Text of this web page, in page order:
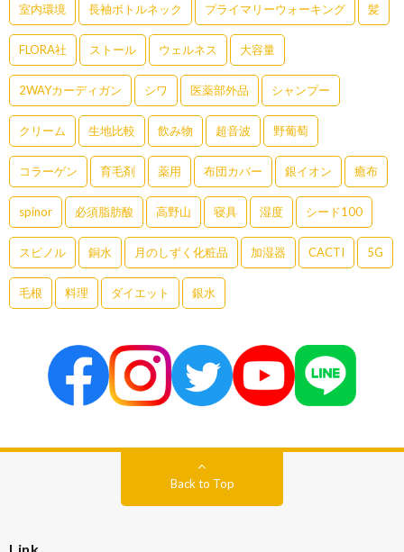
室内環境 長袖ボトルネック プライマリーウォーキング 髪
FLORA社 ストール ウェルネス 大容量
2WAYカーディガン シワ 医薬部外品 シャンプー
クリーム 生地比較 飲み物 超音波 野葡萄
コラーゲン 育毛剤 薬用 布団カバー 銀イオン 癒布
spinor 必須脂肪酸 高野山 寝具 湿度 シード100
スピノル 銅水 月のしずく化粧品 加湿器 CACTI 5G
毛根 料理 ダイエット 銀水
Back to Top